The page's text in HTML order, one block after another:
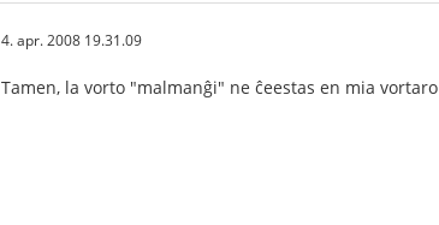
4. apr. 2008 19.31.09
Tamen, la vorto "malmanĝi" ne ĉeestas en mia vortaro